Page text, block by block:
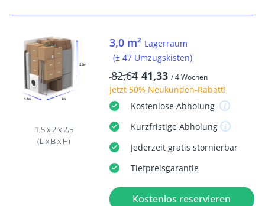
1,5 x 2 x 2,5
(L x B x H)
3,0 m² Lagerraum
(± 47 Umzugskisten)
82,64 41,33 / 4 Wochen
Jetzt 50% Neukunden-Rabatt!
KostenloseAbholung
KurzfristigeAbholung
Jederzeit gratis stornierbar
Tiefpreisgarantie
Kostenlos reservieren